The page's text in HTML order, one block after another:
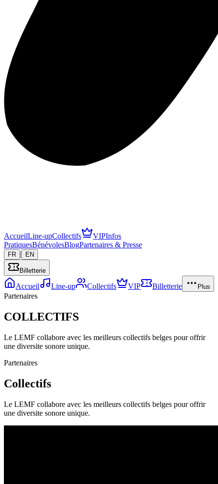
AccueilLine-upCollectifs VIPInfos
PratiquesBénévolesBlogPartenaires & Presse
FR | EN
Billetterie
Accueil Line-up Collectifs VIP Billetterie Plus
Partenaires
COLLECTIFS
Le LEMF collabore avec les meilleurs collectifs belges pour offrir
une diversite sonore unique.
Partenaires
Collectifs
Le LEMF collabore avec les meilleurs collectifs belges pour offrir
une diversite sonore unique.